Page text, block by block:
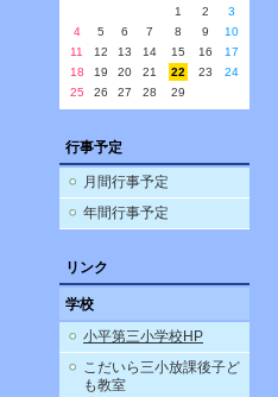
1
2
3
4
5 6 7 8 9
10
11
12 13 14 15 16
17
18
19 20 21 22 23
24
25
26 27 28 29
行事予定
月間行事予定
年間行事予定
リンク
学校
小平第三小学校HP
こだいら三小放課後子ど
も教室